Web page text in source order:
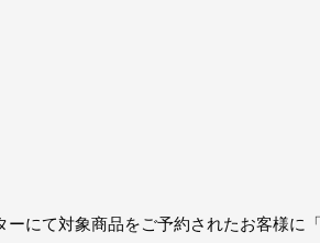
にて対象商品をご予約されたお客様に